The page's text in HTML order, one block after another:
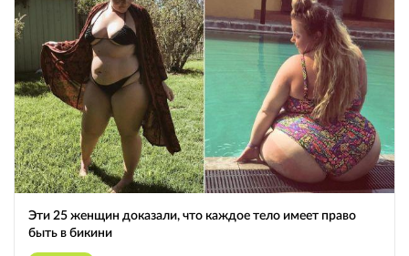
Эти 25 женщин доказали, что каждое тело имеет право
быть в бикини